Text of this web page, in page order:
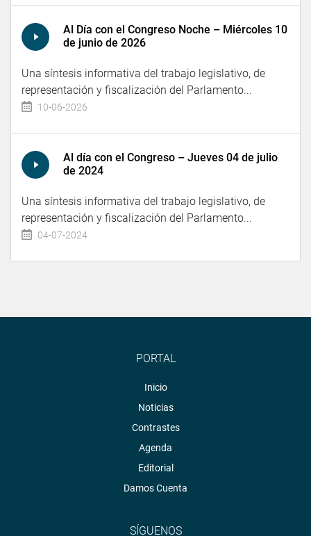
Al Día con el Congreso Noche – Miércoles 10
de junio de 2026
Una síntesis informativa del trabajo legislativo, de
representación y fiscalización del Parlamento...
10-06-2026
Al día con el Congreso – Jueves 04 de julio
de 2024
Una síntesis informativa del trabajo legislativo, de
representación y fiscalización del Parlamento...
04-07-2024
PORTAL
Inicio
Noticias
Contrastes
Agenda
Editorial
Damos Cuenta
SÍGUENOS